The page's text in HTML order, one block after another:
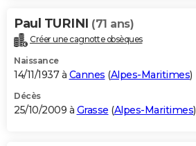
Paul TURINI (71 ans)
Créer une cagnotte obsèques
Naissance
14/11/1937 à Cannes (Alpes-Maritimes)
Décès
25/10/2009 à Grasse (Alpes-Maritimes)